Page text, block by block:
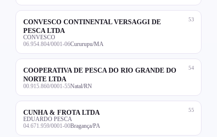
53
CONVESCO CONTINENTAL VERSAGGI DE
PESCA LTDA
CONVESCO
06.954.804/0001-06Cururupu/MA
54
COOPERATIVA DE PESCA DO RIO GRANDE DO
NORTE LTDA
00.915.860/0001-55Natal/RN
55
CUNHA & FROTA LTDA
EDUARDO PESCA
04.671.959/0001-00Bragança/PA